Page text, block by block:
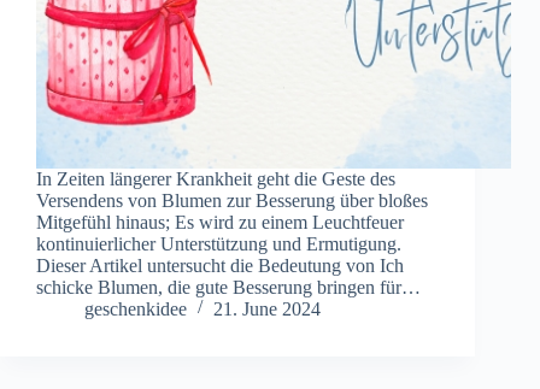
In Zeiten längerer Krankheit geht die Geste des
Versendens von Blumen zur Besserung über bloßes
Mitgefühl hinaus; Es wird zu einem Leuchtfeuer
kontinuierlicher Unterstützung und Ermutigung.
Dieser Artikel untersucht die Bedeutung von Ich
schicke Blumen, die gute Besserung bringen für…
geschenkidee
21. June 2024